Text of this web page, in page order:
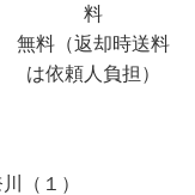
料
無料（返却時送料
は依頼人負担）
（１）